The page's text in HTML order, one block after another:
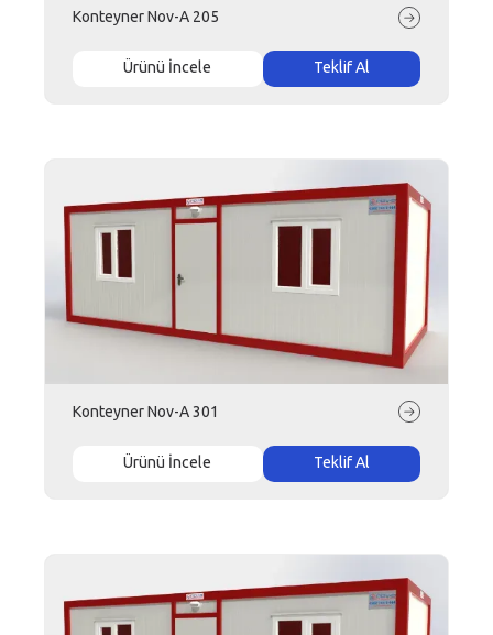
Konteyner Nov-A 205
Ürünü İncele Teklif Al
Konteyner Nov-A 301
Ürünü İncele Teklif Al